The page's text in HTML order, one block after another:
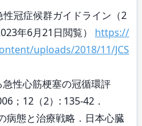
冠症候群ガイドライン（2
年6月21日閲覧） https://
uploads/2018/11/JCS
性心筋梗塞の冠循環評
；12（2）: 135-42．
態と治療戦略．日本心臓